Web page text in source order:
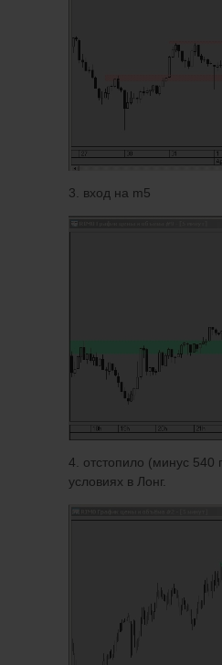
3. вход на m5
4. отстопило (минус 540
условиях в Лонг.